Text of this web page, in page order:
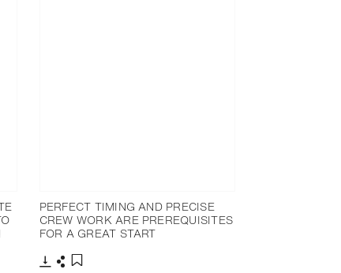
PERFECT TIMING AND PRECISE
CREW WORK ARE PREREQUISITES
FOR A GREAT START